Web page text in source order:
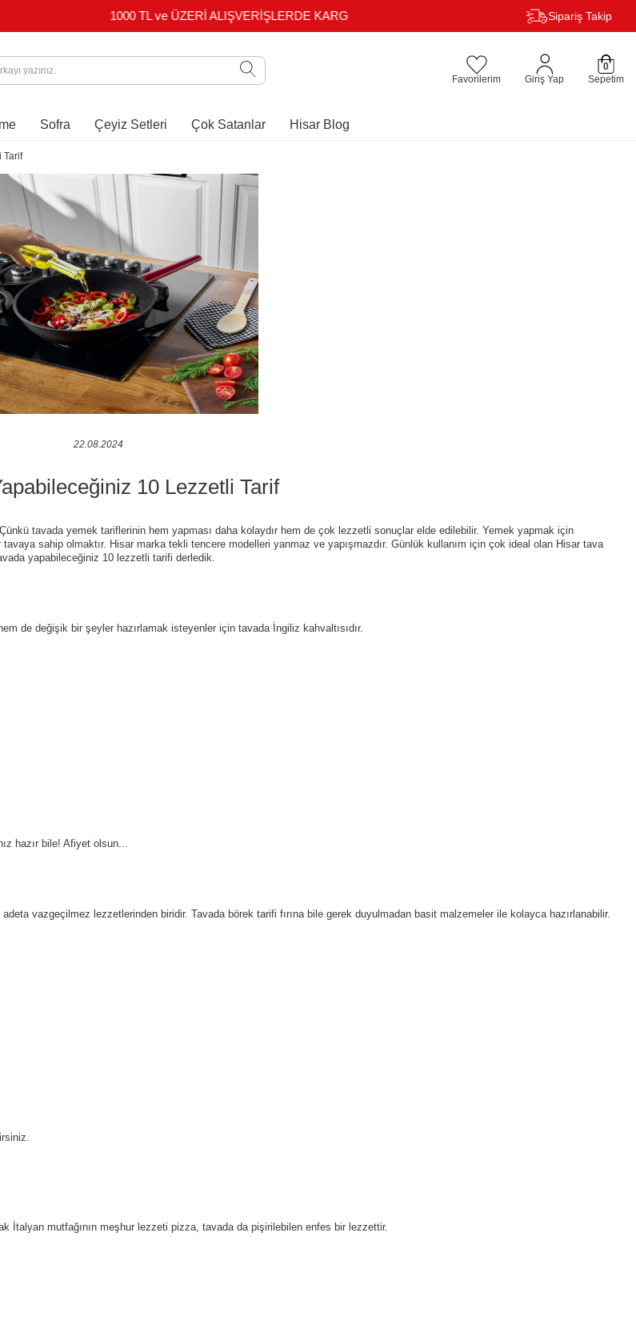
ÜZERİ ALIŞVERİŞLERDE KARGO ÜCRETSİZ Sipariş Takip
Favorilerim Giriş Yap
0
Sepetim
Sofra Çeyiz Setleri Çok Satanlar Hisar Blog
Tarif
22.08.2024
10 Lezzetli Tarif
tavada yemek tariflerinin hem yapması daha kolaydır hem de çok lezzetli sonuçlar elde edilebilir. Yemek yapmak için
sahip olmaktır. Hisar marka tekli tencere modelleri yanmaz ve yapışmazdır. Günlük kullanım için çok ideal olan Hisar tava
yapabileceğiniz 10 lezzetli tarifi derledik.
de değişik bir şeyler hazırlamak isteyenler için tavada İngiliz kahvaltısıdır.
hazır bile! Afiyet olsun...
vazgeçilmez lezzetlerinden biridir. Tavada börek tarifi fırına bile gerek duyulmadan basit malzemeler ile kolayca hazırlanabilir.
mutfağının meşhur lezzeti pizza, tavada da pişirilebilen enfes bir lezzettir.